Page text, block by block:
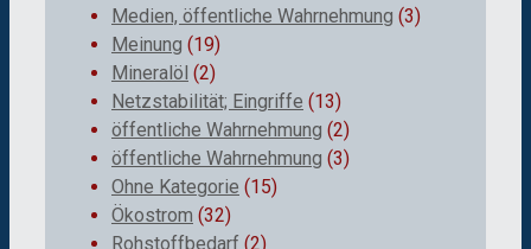
Medien, öffentliche Wahrnehmung (3)
Meinung (19)
Mineralöl (2)
Netzstabilität; Eingriffe (13)
öffentliche Wahrnehmung (2)
öffentliche Wahrnehmung (3)
Ohne Kategorie (15)
Ökostrom (32)
Rohstoffbedarf (2)